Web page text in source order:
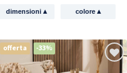
dimensioni▴ colore ▴
offerta -33%